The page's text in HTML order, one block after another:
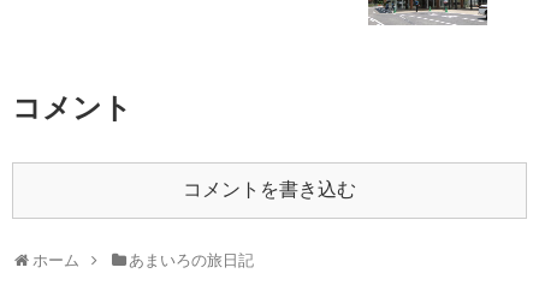
コメント
コメントを書き込む
ホーム あまいろの旅日記